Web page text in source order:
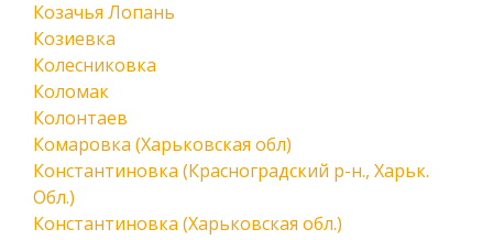
Козачья Лопань
Козиевка
Колесниковка
Коломак
Колонтаев
Комаровка (Харьковская обл)
Константиновка (Красноградский р-н., Харьк.
Обл.)
Константиновка (Харьковская обл.)